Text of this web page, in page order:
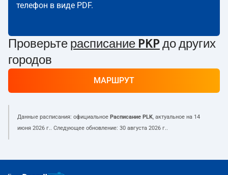
телефон в виде PDF.
Проверьте расписание PKP до других
городов
МАРШРУТ
Данные расписания: официальное Расписание PLK, актуальное на 14
июня 2026 г.. Следующее обновление: 30 августа 2026 г..